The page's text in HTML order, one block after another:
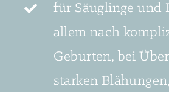
für Säuglinge und
allem nach
Geburten, bei
starken